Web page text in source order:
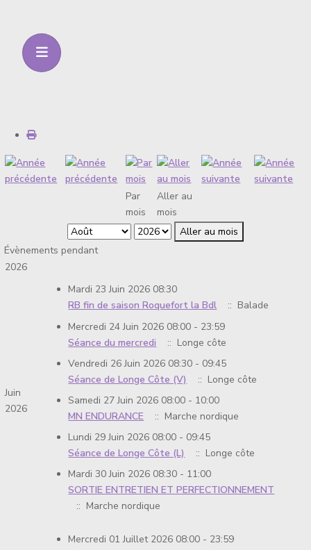
Par
mois
Aller au
mois
Aller au mois
Évènements pendant
2026
Juin
2026
Mardi 23 Juin 2026 08:30
RB fin de saison Roquefort la Bdl
:: Balade
Mercredi 24 Juin 2026 08:00 - 23:59
Séance du mercredi
:: Longe côte
Vendredi 26 Juin 2026 08:30 - 09:45
Séance de Longe Côte (V)
:: Longe côte
Samedi 27 Juin 2026 08:00 - 10:00
MN ENDURANCE
:: Marche nordique
Lundi 29 Juin 2026 08:00 - 09:45
Séance de Longe Côte (L)
:: Longe côte
Mardi 30 Juin 2026 08:30 - 11:00
SORTIE ENTRETIEN ET PERFECTIONNEMENT
:: Marche nordique
Mercredi 01 Juillet 2026 08:00 - 23:59